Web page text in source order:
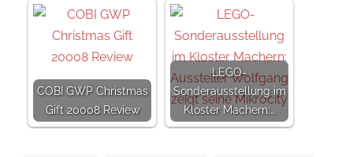
COBI GWP Christmas
Gift 20008 Review
LEGO-
Sonderausstellung im
Kloster Machern:…